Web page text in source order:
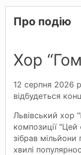
Про подію
Хор
12 серпня 2026
відбудеться
Львівський хор
композиції "Цей
зібрав
хвилі